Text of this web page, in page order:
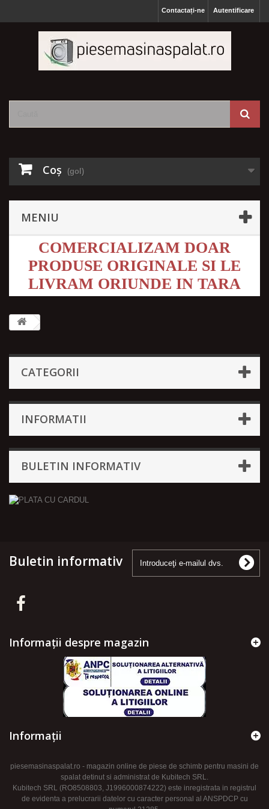
Autentificare
Contactați-ne
Coş (gol)
MENIU
COMERCIALIZAM DOAR
PRODUSE ORIGINALE SI LE
LIVRAM ORIUNDE IN TARA
CATEGORII
INFORMATII
BULETIN INFORMATIV
Buletin informativ
Informații despre magazin
Informaţii
piesemasinaspalat.ro - magazin online de piese de schimb pentru masini de
spalat detinut si administrat de Kubitech SRL.
Kubitech SRL (RO8508803, J1996000874222) este inregistrata in registrul
de evidenta a prelucrarii datelor cu caracter personal al ANSPDCP cu